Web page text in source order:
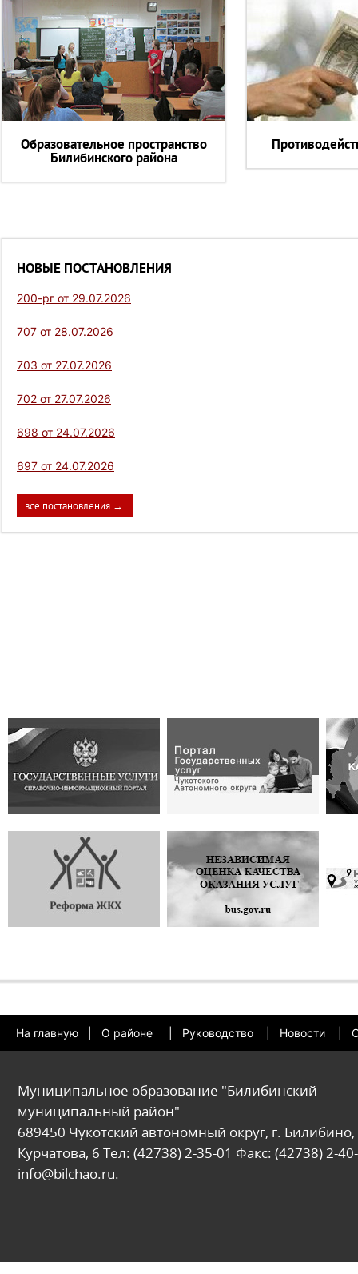
Образовательное пространство
Билибинского района
НОВЫЕ ПОСТАНОВЛЕНИЯ
200-рг от 29.07.2026
707 от 28.07.2026
703 от 27.07.2026
702 от 27.07.2026
698 от 24.07.2026
697 от 24.07.2026
все постановления →
На главную О районе Руководство Новости
Муниципальное образование "Билибинский
муниципальный район"
689450 Чукотский автономный округ, г. Билибино,
Курчатова, 6 Тел: (42738) 2-35-01 Факс: (42738) 2-
info@bilchao.ru.